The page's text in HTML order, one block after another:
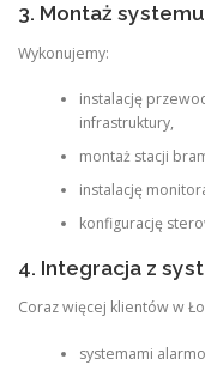
3. Montaż systemu
Wykonujemy:
instalację
infrastruktury,
montaż stacji
instalację
konfigurację
4. Integracja z
Coraz więcej klientów w
systemami